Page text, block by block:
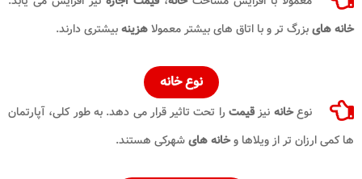
خانه هایبزرگ تر و با اتاق های بیشتر معمولاهزینهبیشتری دارند.
نوعخانه
نوعخانه نیزقیمت را تحت تاثیر قرار می دهد. به طور کلی، آپارتمان
ها کمی ارزان تر از ویلاها وخانه هایشهرکی هستند.